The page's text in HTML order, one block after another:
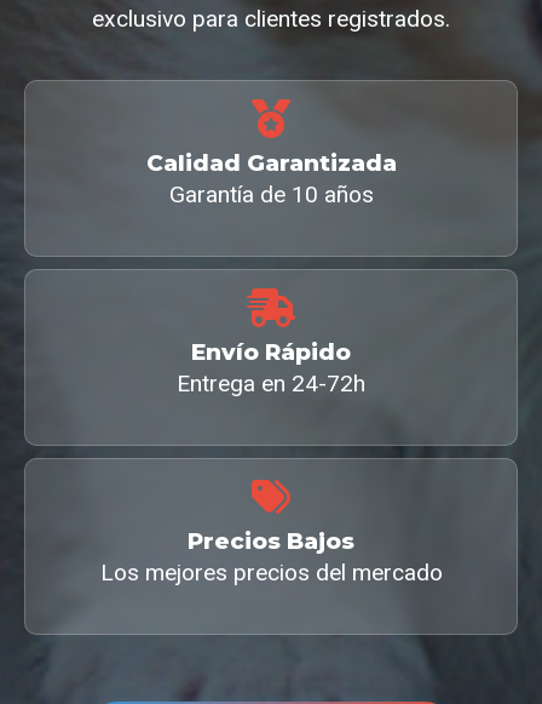
exclusivo para clientes registrados.
Calidad Garantizada
Garantía de 10 años
Envío Rápido
Entrega en 24-72h
Precios Bajos
Los mejores precios del mercado